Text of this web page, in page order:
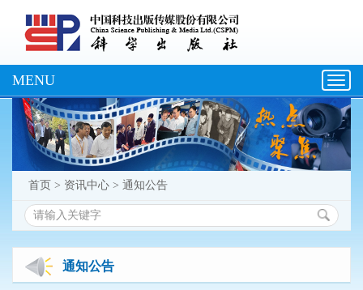
MENU
首页 > 资讯中心 > 通知公告
通知公告